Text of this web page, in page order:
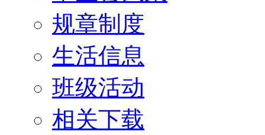
规章制度
生活信息
班级活动
相关下载